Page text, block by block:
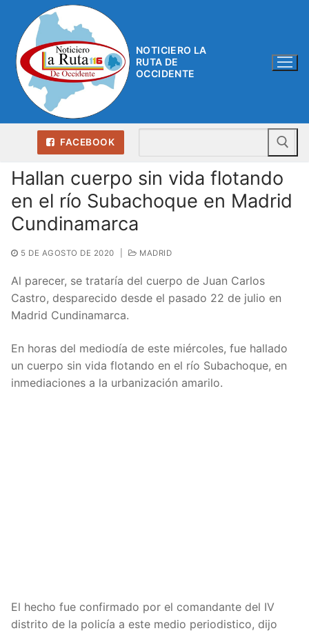
contenido
NOTICIERO LA
RUTA DE
OCCIDENTE
FACEBOOK
Hallan cuerpo sin vida flotando
en el río Subachoque en Madrid
Cundinamarca
5 DE AGOSTO DE 2020 MADRID
Al parecer, se trataría del cuerpo de Juan Carlos
Castro, desparecido desde el pasado 22 de julio en
Madrid Cundinamarca.
En horas del mediodía de este miércoles, fue hallado
un cuerpo sin vida flotando en el río Subachoque, en
inmediaciones a la urbanización amarilo.
El hecho fue confirmado por el comandante del IV
distrito de la policía a este medio periodistico, dijo